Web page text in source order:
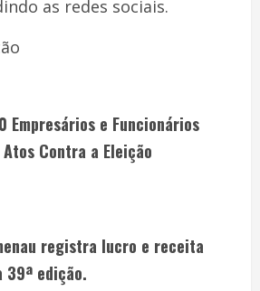
as redes sociais.
Empresários e Funcionários
Contra a Eleição
registra lucro e receita
39ª edição.